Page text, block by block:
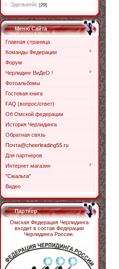
Эдельвейс [29]
Меню Сайта
Главная страница
Команды Федерации
Форум
Черлидинг ВиДеО !
Фотоальбомы
Гостевая книга
FAQ (вопрос/ответ)
Об Омской федерации
История Черлидинга
Обратная связь
Почта@cheerleading55.ru
Для партнеров
Интернет магазин
"Смальта"
Видео
Партнер
Омская Федерация Черлидинга
входит в состав Федерации
Черлидинга России.